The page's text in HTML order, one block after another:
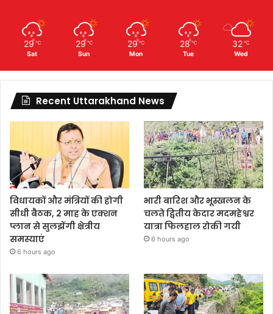
29 ℃
Sat
29 ℃
Sun
29 ℃
Mon
28 ℃
Tue
32 ℃
Wed
Recent Uttarakhand News
विधायकों और मंत्रियों की होगी
सीधी बैठक, 2 माह के एक्शन
प्लान से सुलझेंगी क्षेत्रीय
समस्याएं
6 hours ago
भारी बारिश और भूस्खलन के
चलते द्वितीय केदार मदमहेश्वर
यात्रा फिलहाल रोकी गयी
6 hours ago